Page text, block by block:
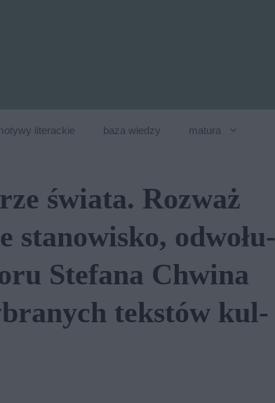
literackie baza wiedzy matura
świa­ta. Roz­waż
sta­no­wi­sko, od­wo­łu­
Stefana Chwina
tek­stów kul­